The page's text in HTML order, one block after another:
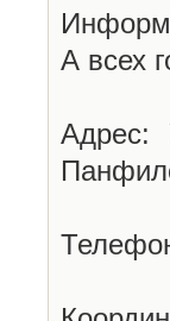
А всех
Адрес: